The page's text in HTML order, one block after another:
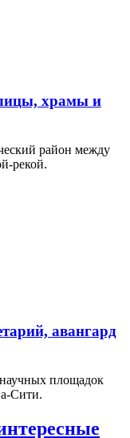
храмы и
район между
рекой.
авангард
площадок
Сити.